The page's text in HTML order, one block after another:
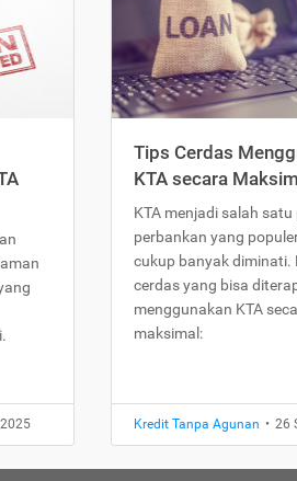
Tips Cerdas
KTA secara
KTA menjadi salah
perbankan yang
cukup banyak diminati.
cerdas yang bisa
menggunakan KTA
maksimal:
Kredit Tanpa Agunan • 26